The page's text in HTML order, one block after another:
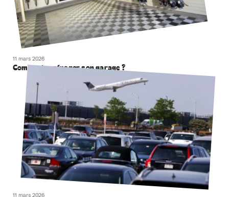
11 mars 2026
Comment aménager son garage ?
11 mars 2026